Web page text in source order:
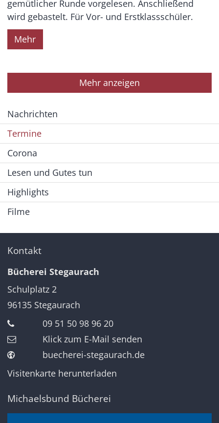
gemütlicher Runde vorgelesen. Anschließend
wird gebastelt. Für Vor- und Erstklassschüler.
Mehr
Mehr anzeigen
Nachrichten
Termine
Corona
Lesen und Gutes tun
Highlights
Filme
Kontakt
Bücherei Stegaurach
Schulplatz 2
96135 Stegaurach
09 51 50 98 96 20
Klick zum E-Mail senden
buecherei-stegaurach.de
Visitenkarte herunterladen
Michaelsbund Bücherei